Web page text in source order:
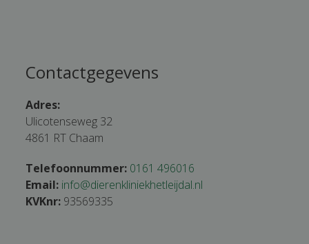
Contactgegevens
Adres:
Ulicotenseweg 32
4861 RT Chaam
Telefoonnummer: 0161 496016
Email: info@dierenkliniekhetleijdal.nl
KVKnr: 93569335